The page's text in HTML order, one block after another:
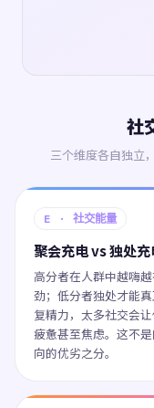
社
三个维度各自独立
E · 社交能量
聚会充电 vs 独处充
高分者在人群中越嗨
劲；低分者独处才能
复精力，太多社交会
疲惫甚至焦虑。这不
向的优劣之分。